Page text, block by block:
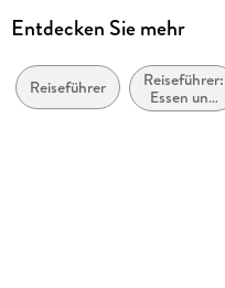
Autor/Autorin
Verlag/Hersteller
Müller, Michael GmbH
Entdecken Sie mehr
Reiseführer
Reiseführer:
Essen und
Trinken